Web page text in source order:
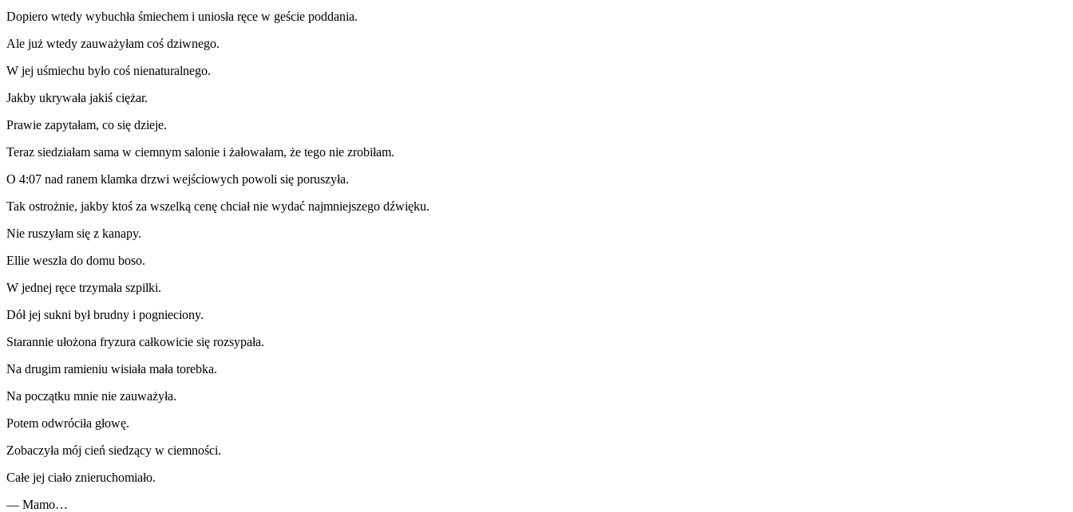
Dopiero wtedy wybuchła śmiechem i uniosła ręce w geście poddania.
Ale już wtedy zauważyłam coś dziwnego.
W jej uśmiechu było coś nienaturalnego.
Jakby ukrywała jakiś ciężar.
Prawie zapytałam, co się dzieje.
Teraz siedziałam sama w ciemnym salonie i żałowałam, że tego nie zrobiłam.
O 4:07 nad ranem klamka drzwi wejściowych powoli się poruszyła.
Tak ostrożnie, jakby ktoś za wszelką cenę chciał nie wydać najmniejszego dźwięku.
Nie ruszyłam się z kanapy.
Ellie weszła do domu boso.
W jednej ręce trzymała szpilki.
Dół jej sukni był brudny i pognieciony.
Starannie ułożona fryzura całkowicie się rozsypała.
Na drugim ramieniu wisiała mała torebka.
Na początku mnie nie zauważyła.
Potem odwróciła głowę.
Zobaczyła mój cień siedzący w ciemności.
Całe jej ciało znieruchomiało.
— Mamo…